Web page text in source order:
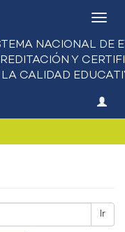
Ir